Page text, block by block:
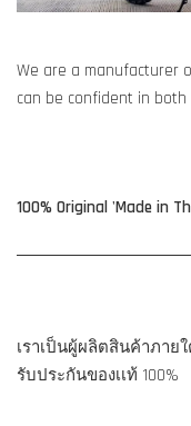
We are a manufacturer
can be confident in
100% Original 'Made in
เราเป็นผู้ผลิตสินค้าภาย
รับประกันของเเท้ 100%